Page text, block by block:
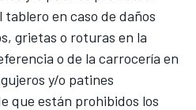
en caso de daños
grietas o roturas en la
o de la carrocería en
y/o patines
que están prohibidos los